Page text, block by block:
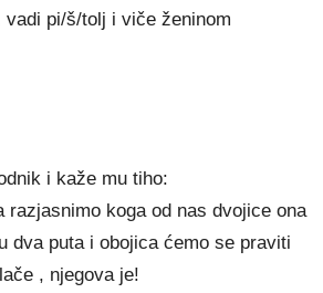
vadi pi/š/tolj i viče ženinom
i kaže mu tiho:
koga od nas dvojice ona
puta i obojica ćemo se praviti
, njegova je!